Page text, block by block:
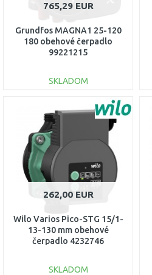
765,29 EUR
Grundfos MAGNA1 25-120
180 obehové čerpadlo
99221215
SKLADOM
DO KOŠÍKA
Porovnať
262,00 EUR
Wilo Varios Pico-STG 15/1-
13-130 mm obehové
čerpadlo 4232746
SKLADOM